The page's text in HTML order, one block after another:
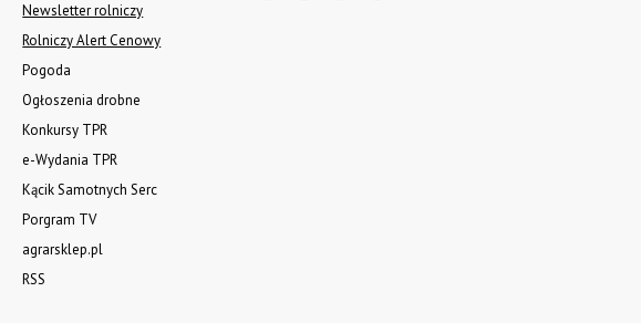
Newsletter rolniczy
Rolniczy Alert Cenowy
Pogoda
Ogłoszenia drobne
Konkursy TPR
e-Wydania TPR
Kącik Samotnych Serc
Porgram TV
agrarsklep.pl
RSS